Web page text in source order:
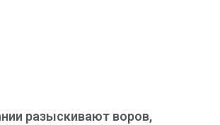
разыскивают воров,